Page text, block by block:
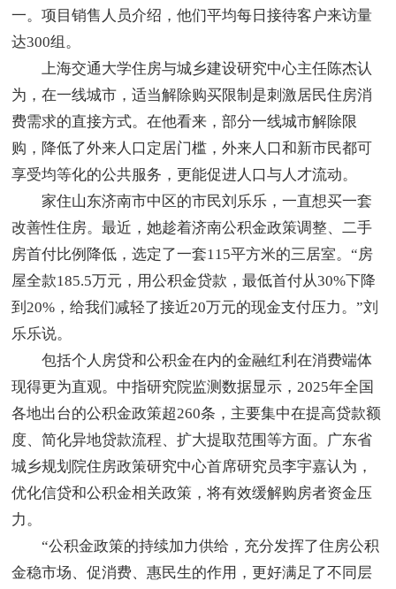
一。项目销售人员介绍，他们平均每日接待客户来访量
达300组。
上海交通大学住房与城乡建设研究中心主任陈杰认
为，在一线城市，适当解除购买限制是刺激居民住房消
费需求的直接方式。在他看来，部分一线城市解除限
购，降低了外来人口定居门槛，外来人口和新市民都可
享受均等化的公共服务，更能促进人口与人才流动。
家住山东济南市中区的市民刘乐乐，一直想买一套
改善性住房。最近，她趁着济南公积金政策调整、二手
房首付比例降低，选定了一套115平方米的三居室。“房
屋全款185.5万元，用公积金贷款，最低首付从30%下降
到20%，给我们减轻了接近20万元的现金支付压力。”刘
乐乐说。
包括个人房贷和公积金在内的金融红利在消费端体
现得更为直观。中指研究院监测数据显示，2025年全国
各地出台的公积金政策超260条，主要集中在提高贷款额
度、简化异地贷款流程、扩大提取范围等方面。广东省
城乡规划院住房政策研究中心首席研究员李宇嘉认为，
优化信贷和公积金相关政策，将有效缓解购房者资金压
力。
“公积金政策的持续加力供给，充分发挥了住房公积
金稳市场、促消费、惠民生的作用，更好满足了不同层